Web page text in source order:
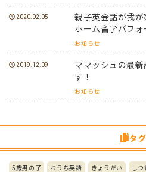
2020.02.05
親子英会話が我
ホーム留学パフォ
お知らせ
2019.12.09
ママッシュの最
す！
お知らせ
タグ
5歳男の子 おうち英語 きょうだい しつ